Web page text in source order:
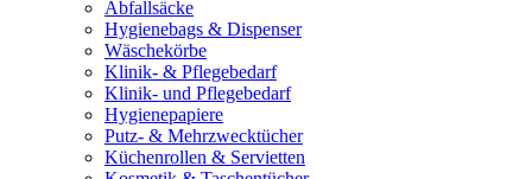
Abfallsäcke
Hygienebags & Dispenser
Wäschekörbe
Klinik- & Pflegebedarf
Klinik- und Pflegebedarf
Hygienepapiere
Putz- & Mehrzwecktücher
Küchenrollen & Servietten